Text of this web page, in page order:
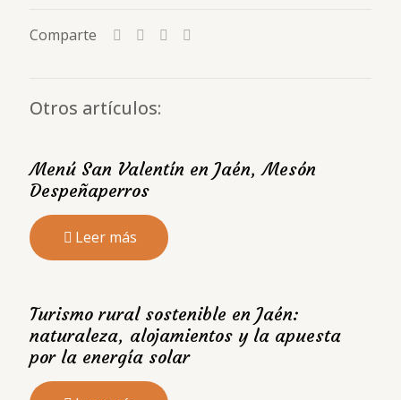
Comparte
Otros artículos:
Menú San Valentín en Jaén, Mesón
Despeñaperros
Leer más
Turismo rural sostenible en Jaén:
naturaleza, alojamientos y la apuesta
por la energía solar